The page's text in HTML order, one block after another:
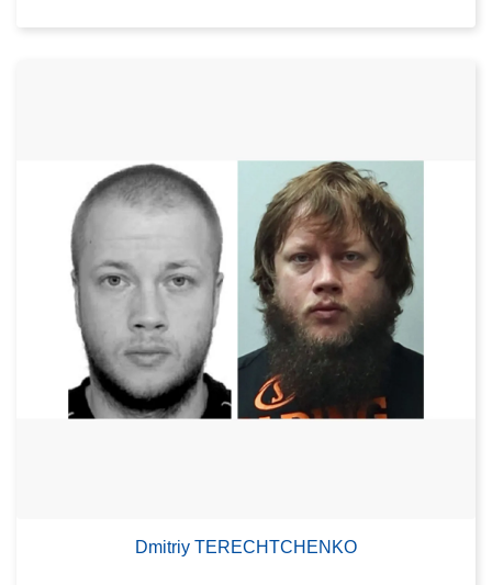
Dmitriy TERECHTCHENKO